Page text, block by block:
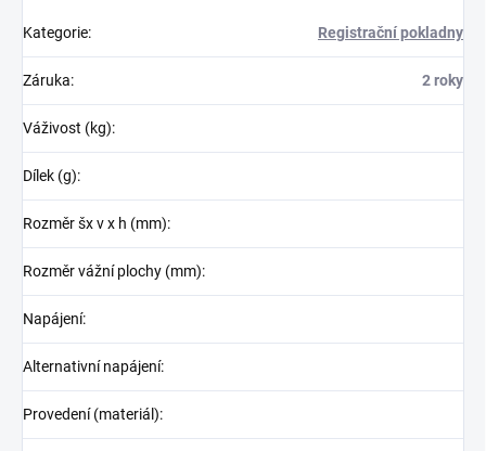
Kategorie: Registrační pokladny
Záruka: 2 roky
Váživost (kg):
Dílek (g):
Rozměr šx v x h (mm):
Rozměr vážní plochy (mm):
Napájení:
Alternativní napájení:
Provedení (materiál):